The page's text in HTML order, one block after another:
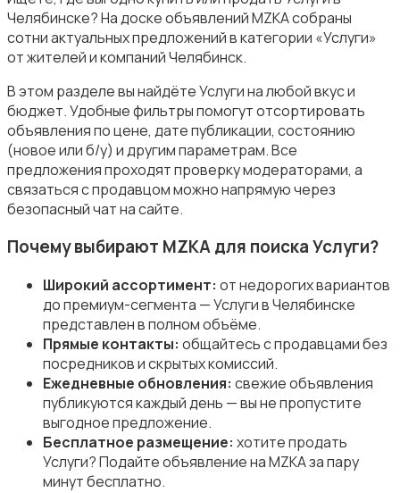
Уборка
Автоуслуги
Ремонт техники
Организация праздников
Челябинске? На доске объявлений MZKA собраны
сотни актуальных предложений в категории «Услуги»
от жителей и компаний Челябинск.
В этом разделе вы найдёте Услуги на любой вкус и
бюджет. Удобные фильтры помогут отсортировать
объявления по цене, дате публикации, состоянию
(новое или б/у) и другим параметрам. Все
предложения проходят проверку модераторами, а
связаться с продавцом можно напрямую через
безопасный чат на сайте.
Почему выбирают MZKA для поиска Услуги?
Широкий ассортимент: от недорогих вариантов
до премиум-сегмента — Услуги в Челябинске
представлен в полном объёме.
Прямые контакты: общайтесь с продавцами без
посредников и скрытых комиссий.
Ежедневные обновления: свежие объявления
публикуются каждый день — вы не пропустите
выгодное предложение.
Бесплатное размещение: хотите продать
Услуги? Подайте объявление на MZKA за пару
минут бесплатно.